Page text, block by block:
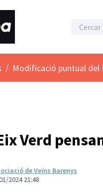
/ Modificació puntual del
Verd
de Veïns Barenys
2024 21:48